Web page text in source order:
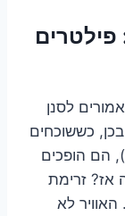
פילטרים
לסנן
כששוכחים
הם הופכים
אז? זרימת
האוויר לא